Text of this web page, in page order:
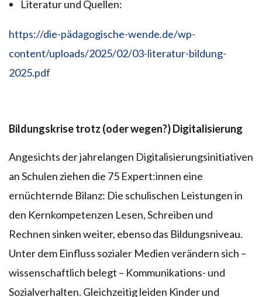
Literatur und Quellen:
https://die-pädagogische-wende.de/wp-
content/uploads/2025/02/03-literatur-bildung-
2025.pdf
Bildungskrise trotz (oder wegen?) Digitalisierung
Angesichts der jahrelangen Digitalisierungsinitiativen
an Schulen ziehen die 75 Expert:innen eine
ernüchternde Bilanz: Die schulischen Leistungen in
den Kernkompetenzen Lesen, Schreiben und
Rechnen sinken weiter, ebenso das Bildungsniveau.
Unter dem Einfluss sozialer Medien verändern sich –
wissenschaftlich belegt – Kommunikations- und
Sozialverhalten. Gleichzeitig leiden Kinder und